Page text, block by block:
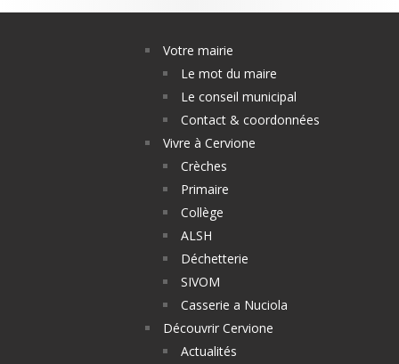
Votre mairie
Le mot du maire
Le conseil municipal
Contact & coordonnées
Vivre à Cervione
Crèches
Primaire
Collège
ALSH
Déchetterie
SIVOM
Casserie a Nuciola
Découvrir Cervione
Actualités